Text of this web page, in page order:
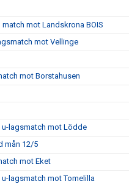
mot Landskrona BOIS
mot Vellinge
mot Borstahusen
lagsmatch mot Lödde
mån 12/5
mot Eket
lagsmatch mot Tomelilla